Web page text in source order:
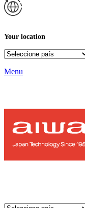
Your location
Menu